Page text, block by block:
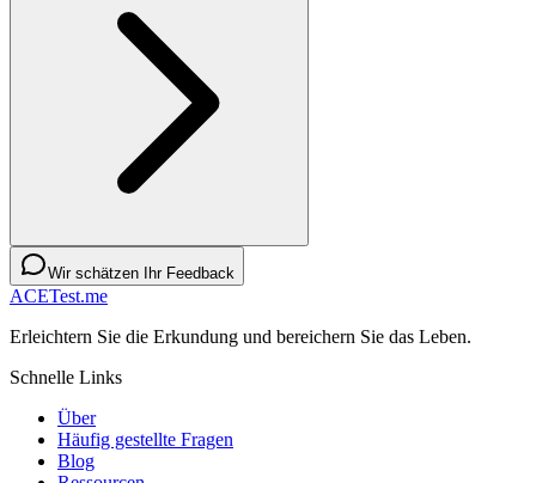
Wir schätzen Ihr Feedback
ACETest.me
Erleichtern Sie die Erkundung und bereichern Sie das Leben.
Schnelle Links
Über
Häufig gestellte Fragen
Blog